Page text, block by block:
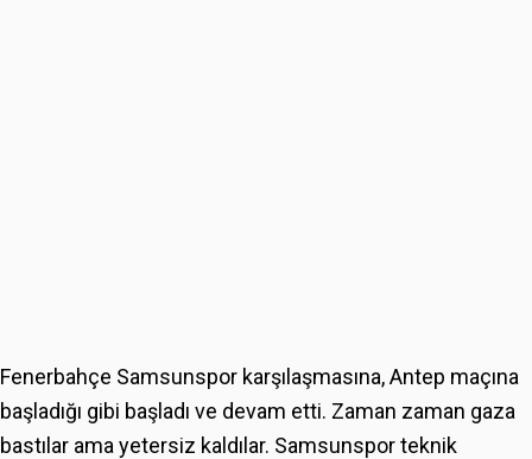
Fenerbahçe Samsunspor karşılaşmasına, Antep maçına
başladığı gibi başladı ve devam etti. Zaman zaman gaza
bastılar ama yetersiz kaldılar. Samsunspor teknik